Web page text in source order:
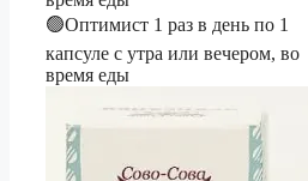
🟢Оптимист 1 раз в день по 1
капсуле с утра или вечером, во
время еды